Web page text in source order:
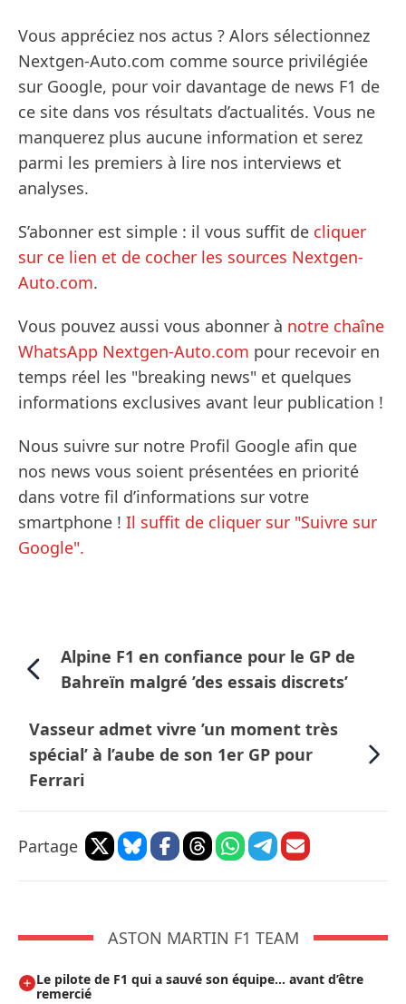
Vous appréciez nos actus ? Alors sélectionnez
Nextgen-Auto.com comme source privilégiée
sur Google, pour voir davantage de news F1 de
ce site dans vos résultats d’actualités. Vous ne
manquerez plus aucune information et serez
parmi les premiers à lire nos interviews et
analyses.
S’abonner est simple : il vous suffit de cliquer
sur ce lien et de cocher les sources Nextgen-
Auto.com.
Vous pouvez aussi vous abonner à notre chaîne
WhatsApp Nextgen-Auto.com pour recevoir en
temps réel les "breaking news" et quelques
informations exclusives avant leur publication !
Nous suivre sur notre Profil Google afin que
nos news vous soient présentées en priorité
dans votre fil d’informations sur votre
smartphone ! Il suffit de cliquer sur "Suivre sur
Google".
Alpine F1 en confiance pour le GP de
Bahreïn malgré ’des essais discrets’
Vasseur admet vivre ’un moment très
spécial’ à l’aube de son 1er GP pour
Ferrari
Partage
ASTON MARTIN F1 TEAM
Le pilote de F1 qui a sauvé son équipe… avant d’être
remercié